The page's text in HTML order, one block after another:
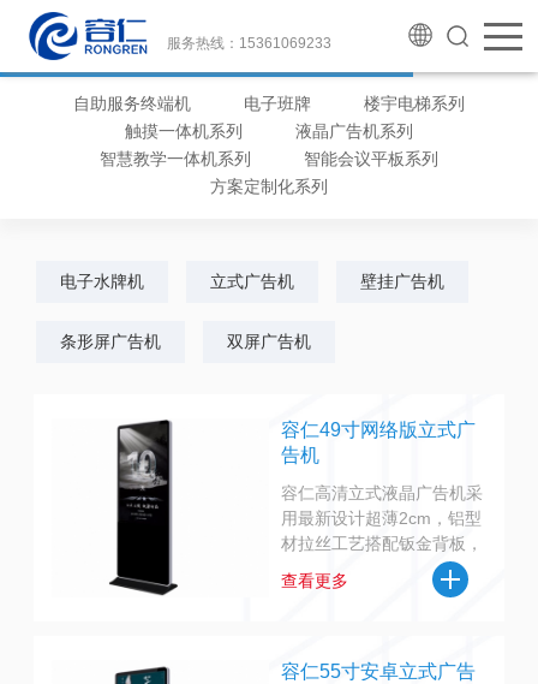
服务热线：15361069233
自助服务终端机 电子班牌
楼宇电梯系列
触摸一体机系列
液晶广告机系列
智慧教学一体机系列
智能会议平板系列
方案定制化系列
电子水牌机 立式广告机 壁挂广告机
条形屏广告机 双屏广告机
容仁49寸网络版立式广
告机
容仁高清立式液晶广告机采
用最新设计超薄2cm，铝型
材拉丝工艺搭配钣金背板，
钢化玻璃面板防爆可靠，高
清炫丽适用于酒店，医院，
查看更多
容仁55寸安卓立式广告